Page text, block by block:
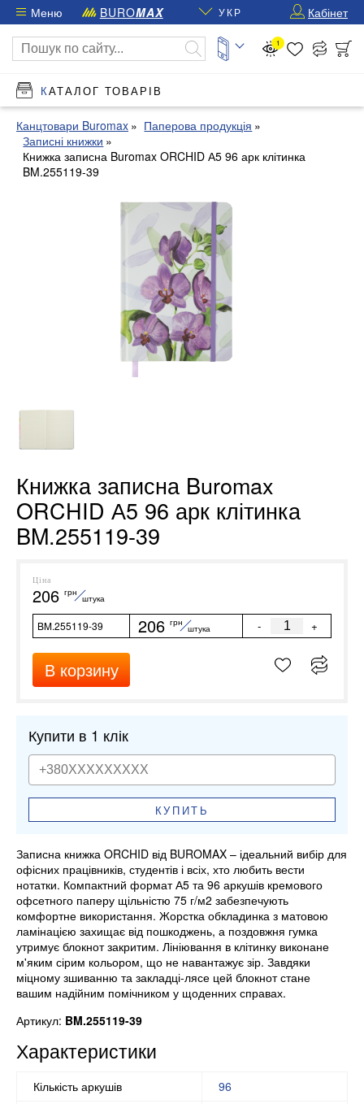
Меню BUROMAX УКР Кабінет
1
КАТАЛОГ ТОВАРІВ
Канцтовари Buromax
Паперова продукція
Записні книжки
Книжка записна Buromax ORCHID А5 96 арк клітинка
BM.255119-39
Книжка записна Buromax
ORCHID А5 96 арк клітинка
BM.255119-39
Ціна
206 грн
штука
BM.255119-39 206 грн
штука - +
В корзину
Купити в 1 клік
КУПИТЬ
Записна книжка ORCHID від BUROMAX – ідеальний вибір для
офісних працівників, студентів і всіх, хто любить вести
нотатки. Компактний формат А5 та 96 аркушів кремового
офсетного паперу щільністю 75 г/м2 забезпечують
комфортне використання. Жорстка обкладинка з матовою
ламінацією захищає від пошкоджень, а поздовжня гумка
утримує блокнот закритим. Лініювання в клітинку виконане
м'яким сірим кольором, що не навантажує зір. Завдяки
міцному зшиванню та закладці-лясе цей блокнот стане
вашим надійним помічником у щоденних справах.
Артикул: BM.255119-39
Характеристики
Кількість аркушів
96